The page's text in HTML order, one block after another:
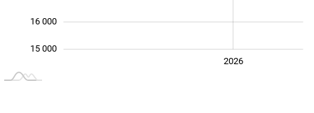
15 000
16 000
2026